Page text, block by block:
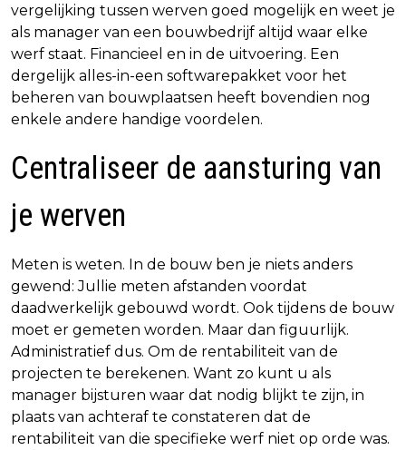
vergelijking tussen werven goed mogelijk en weet je
als manager van een bouwbedrijf altijd waar elke
werf staat. Financieel en in de uitvoering. Een
dergelijk alles-in-een softwarepakket voor het
beheren van bouwplaatsen heeft bovendien nog
enkele andere handige voordelen.
Centraliseer de aansturing van
je werven
Meten is weten. In de bouw ben je niets anders
gewend: Jullie meten afstanden voordat
daadwerkelijk gebouwd wordt. Ook tijdens de bouw
moet er gemeten worden. Maar dan figuurlijk.
Administratief dus. Om de rentabiliteit van de
projecten te berekenen. Want zo kunt u als
manager bijsturen waar dat nodig blijkt te zijn, in
plaats van achteraf te constateren dat de
rentabiliteit van die specifieke werf niet op orde was.